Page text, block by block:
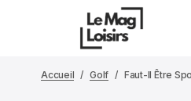
Accueil Golf Faut-Il Être